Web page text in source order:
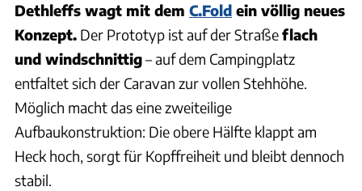
Dethleffs wagt mit dem C.Fold ein völlig neues
Konzept. Der Prototyp ist auf der Straßeflach
und windschnittig– auf dem Campingplatz
entfaltet sich der Caravan zur vollen Stehhöhe.
Möglich macht das eine zweiteilige
Aufbaukonstruktion: Die obere Hälfte klappt am
Heck hoch, sorgt für Kopffreiheit und bleibt dennoch
stabil.